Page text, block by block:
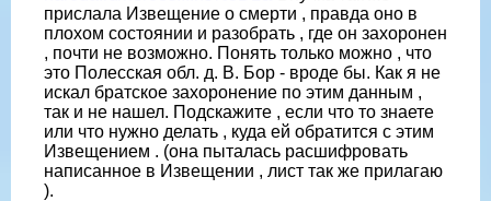
прислала Извещение о смерти , правда оно в
плохом состоянии и разобрать , где он захоронен
, почти не возможно. Понять только можно , что
это Полесская обл. д. В. Бор - вроде бы. Как я не
искал братское захоронение по этим данным ,
так и не нашел. Подскажите , если что то знаете
или что нужно делать , куда ей обратится с этим
Извещением . (она пыталась расшифровать
написанное в Извещении , лист так же прилагаю
).